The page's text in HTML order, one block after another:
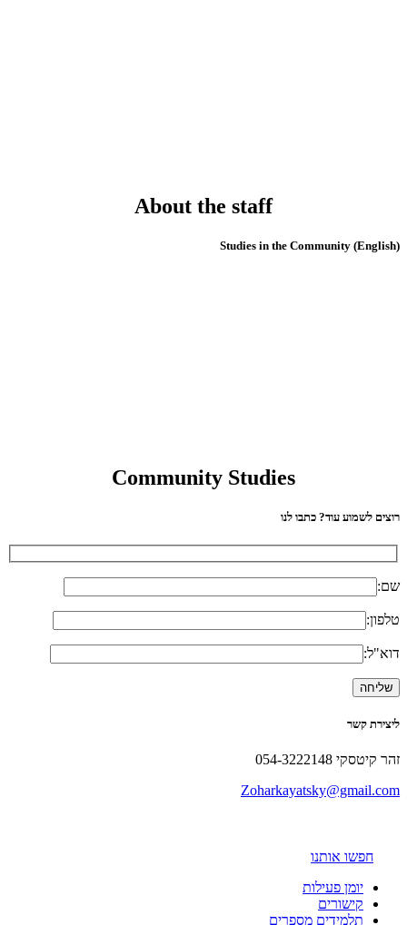
About the staff
(English) Studies in the Community
Community Studies
רוצים לשמוע עוד? כתבו לנו
שם:
טלפון:
דוא"ל:
ליצירת קשר
זהר קיטסקי 054-3222148
Zoharkayatsky@gmail.com
חפשו אותנו
יומן פעילות
קישורים
תלמידים מספרים